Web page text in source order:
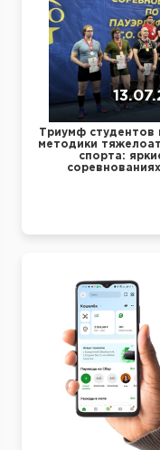
Триумф
методики
спорта: